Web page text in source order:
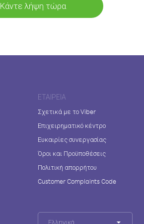
Κάντε λήψη τώρα
ΕΤΑΙΡΕΊΑ
Σχετικά με το Viber
Επιχειρηματικό κέντρο
Ευκαιρίες συνεργασίας
Όροι και Προϋποθέσεις
Πολιτική απορρήτου
Customer Complaints Code
Ελληνικά